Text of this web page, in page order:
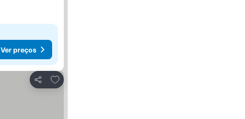
Ver preços
Partilhar
Adicionar aos favoritos